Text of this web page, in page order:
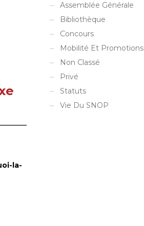
la-
Assemblée Générale
Bibliothèque
Concours
Mobilité Et Promotions
Non Classé
Privé
Statuts
Vie Du SNOP